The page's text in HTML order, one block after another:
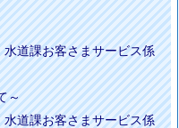
道課お客さまサービス係
～
道課お客さまサービス係